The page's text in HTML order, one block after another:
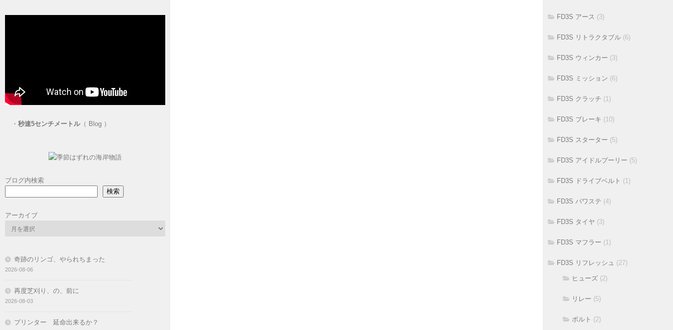
・ 秒速5センチメートル（ Blog ）
ブログ内検索
検索
アーカイブ
奇跡のリンゴ、やられちまった
2026-08-06
再度芝刈り、の、前に
2026-08-03
プリンター 延命出来るか？
FD3S アース (3)
FD3S リトラクタブル (6)
FD3S ウィンカー (3)
FD3S ミッション (6)
FD3S クラッチ (1)
FD3S ブレーキ (10)
FD3S スターター (5)
FD3S アイドルプーリー (5)
FD3S ドライブベルト (1)
FD3S パワステ (4)
FD3S タイヤ (3)
FD3S マフラー (1)
FD3S リフレッシュ (27)
ヒューズ (2)
リレー (5)
ボルト (2)